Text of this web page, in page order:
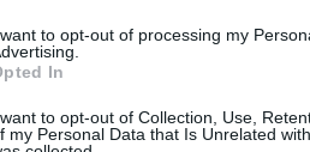
to opt-out of processing my
In
to opt-out of Collection, Use,
my Personal Data that Is Unrelated